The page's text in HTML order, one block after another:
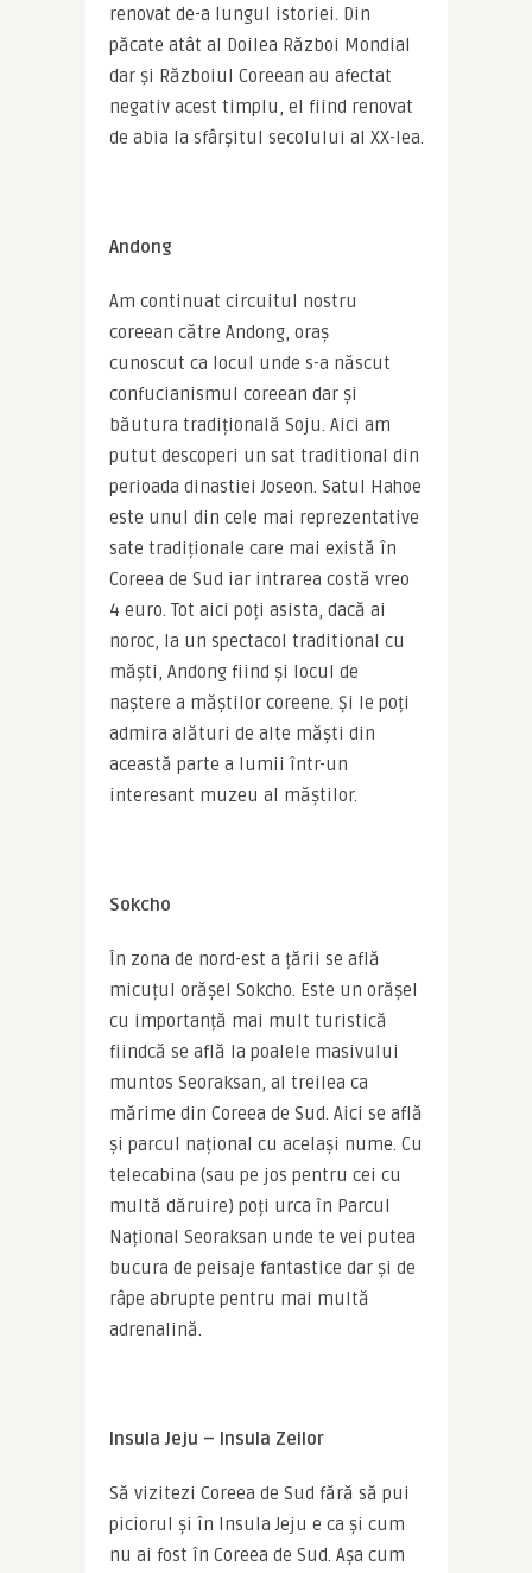
renovat de-a lungul istoriei. Din
păcate atât al Doilea Război Mondial
dar și Războiul Coreean au afectat
negativ acest timplu, el fiind renovat
de abia la sfârșitul secolului al XX-lea.
Andong
Am continuat circuitul nostru
coreean către Andong, oraș
cunoscut ca locul unde s-a născut
confucianismul coreean dar și
băutura tradițională Soju. Aici am
putut descoperi un sat traditional din
perioada dinastiei Joseon. Satul Hahoe
este unul din cele mai reprezentative
sate tradiționale care mai există în
Coreea de Sud iar intrarea costă vreo
4 euro. Tot aici poți asista, dacă ai
noroc, la un spectacol traditional cu
măști, Andong fiind și locul de
naștere a măștilor coreene. Și le poți
admira alături de alte măști din
această parte a lumii într-un
interesant muzeu al măștilor.
Sokcho
În zona de nord-est a țării se află
micuțul orășel Sokcho. Este un orășel
cu importanță mai mult turistică
fiindcă se află la poalele masivului
muntos Seoraksan, al treilea ca
mărime din Coreea de Sud. Aici se află
și parcul național cu același nume. Cu
telecabina (sau pe jos pentru cei cu
multă dăruire) poți urca în Parcul
Național Seoraksan unde te vei putea
bucura de peisaje fantastice dar și de
râpe abrupte pentru mai multă
adrenalină.
Insula Jeju – Insula Zeilor
Să vizitezi Coreea de Sud fără să pui
piciorul și în Insula Jeju e ca și cum
nu ai fost în Coreea de Sud. Așa cum